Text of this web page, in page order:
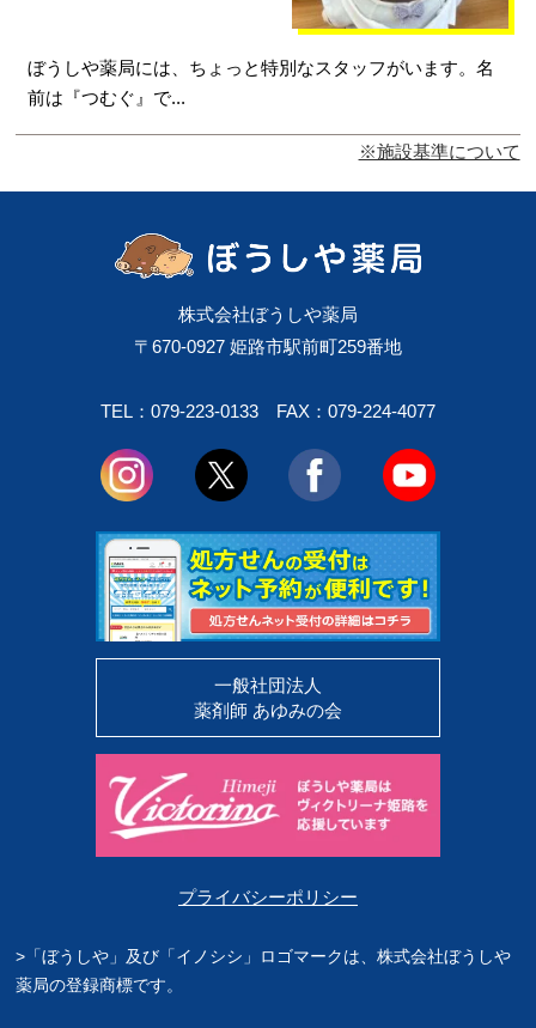
ぼうしや薬局には、ちょっと特別なスタッフがいます。名
前は『つむぐ』で...
※施設基準について
株式会社ぼうしや薬局
〒670-0927 姫路市駅前町259番地
TEL：079-223-0133 FAX：079-224-4077
一般社団法人
薬剤師 あゆみの会
プライバシーポリシー
>「ぼうしや」及び「イノシシ」ロゴマークは、株式会社ぼうしや
薬局の登録商標です。